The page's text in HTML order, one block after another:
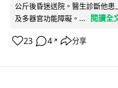
公斤後昏迷送院。醫生診斷他
及多器官功能障礙。...
閱讀全
23 4 ↗ 分享